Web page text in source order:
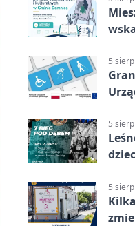
5
5
5